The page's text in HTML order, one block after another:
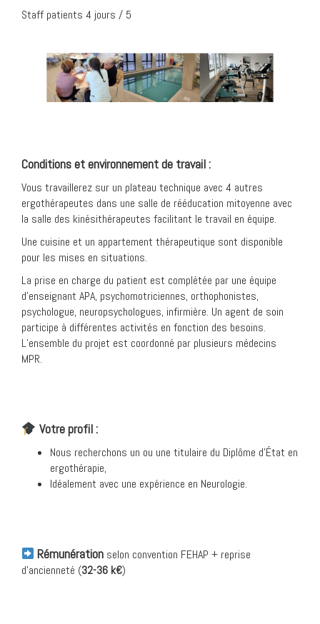
Staff patients 4 jours / 5
Conditions et environnement de travail :
Vous travaillerez sur un plateau technique avec 4 autres
ergothérapeutes dans une salle de rééducation mitoyenne avec
la salle des kinésithérapeutes facilitant le travail en équipe.
Une cuisine et un appartement thérapeutique sont disponible
pour les mises en situations.
La prise en charge du patient est complétée par une équipe
d’enseignant APA, psychomotriciennes, orthophonistes,
psychologue, neuropsychologues, infirmière. Un agent de soin
participe à différentes activités en fonction des besoins.
L’ensemble du projet est coordonné par plusieurs médecins
MPR.
Votre profil :
Nous recherchons un ou une titulaire du Diplôme d’État en
ergothérapie,
Idéalement avec une expérience en Neurologie.
Rémunération selon convention FEHAP + reprise
d’ancienneté (32-36 k€)